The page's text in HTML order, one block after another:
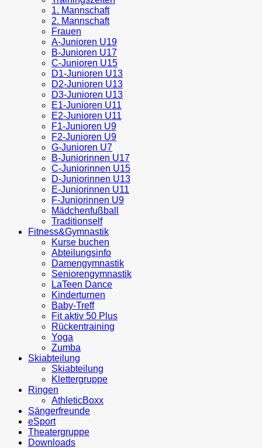
1. Mannschaft
2. Mannschaft
Frauen
A-Junioren U19
B-Junioren U17
C-Junioren U15
D1-Junioren U13
D2-Junioren U13
D3-Junioren U13
E1-Junioren U11
E2-Junioren U11
F1-Junioren U9
F2-Junioren U9
G-Junioren U7
B-Juniorinnen U17
C-Juniorinnen U15
D-Juniorinnen U13
E-Juniorinnen U11
F-Juniorinnen U9
Mädchenfußball
Traditionself
Fitness&Gymnastik
Kurse buchen
Abteilungsinfo
Damengymnastik
Seniorengymnastik
LaTeen Dance
Kinderturnen
Baby-Treff
Fit aktiv 50 Plus
Rückentraining
Yoga
Zumba
Skiabteilung
Skiabteilung
Klettergruppe
Ringen
AthleticBoxx
Sängerfreunde
eSport
Theatergruppe
Downloads